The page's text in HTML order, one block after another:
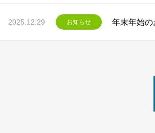
2025.12.29 お知らせ 年末年始の